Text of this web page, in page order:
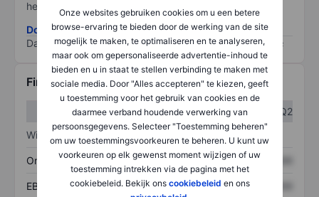
Onze websites gebruiken cookies om u een betere
browse-ervaring te bieden door de werking van de site
mogelijk te maken, te optimaliseren en te analyseren,
maar ook om gepersonaliseerde advertentie-inhoud te
bieden en u in staat te stellen verbinding te maken met
sociale media. Door "Alles accepteren" te kiezen, geeft
u toestemming voor het gebruik van cookies en de
daarmee verband houdende verwerking van
persoonsgegevens. Selecteer "Toestemming beheren"
om uw toestemmingsvoorkeuren te beheren. U kunt uw
voorkeuren op elk gewenst moment wijzigen of uw
toestemming intrekken via de pagina met het
cookiebeleid. Bekijk ons cookiebeleid en ons
het grootste risico).
Download de ESG-risicomethodologie
Data provided by
/
Financiële gegevens
Q1
Q2
Winst/verlies
Omzet XXXXXXX XXXXXXX
EBITDA XXXXXXX XXXXXXX